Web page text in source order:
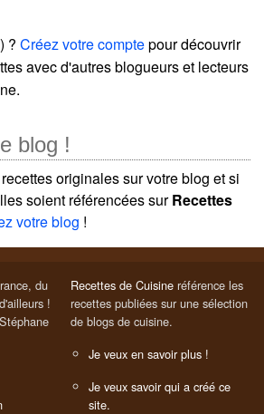
? Créez votre comptepour découvrir
avec d'autres blogueurs et lecteurs
blog !
originales sur votre blog et si
soient référencées surRecettes
votre blog !
du
!
Recettes de Cuisine référence les
recettes publiées sur une sélection
de blogs de cuisine.
Je veux en savoir plus !
Je veux savoir qui a créé ce
site.